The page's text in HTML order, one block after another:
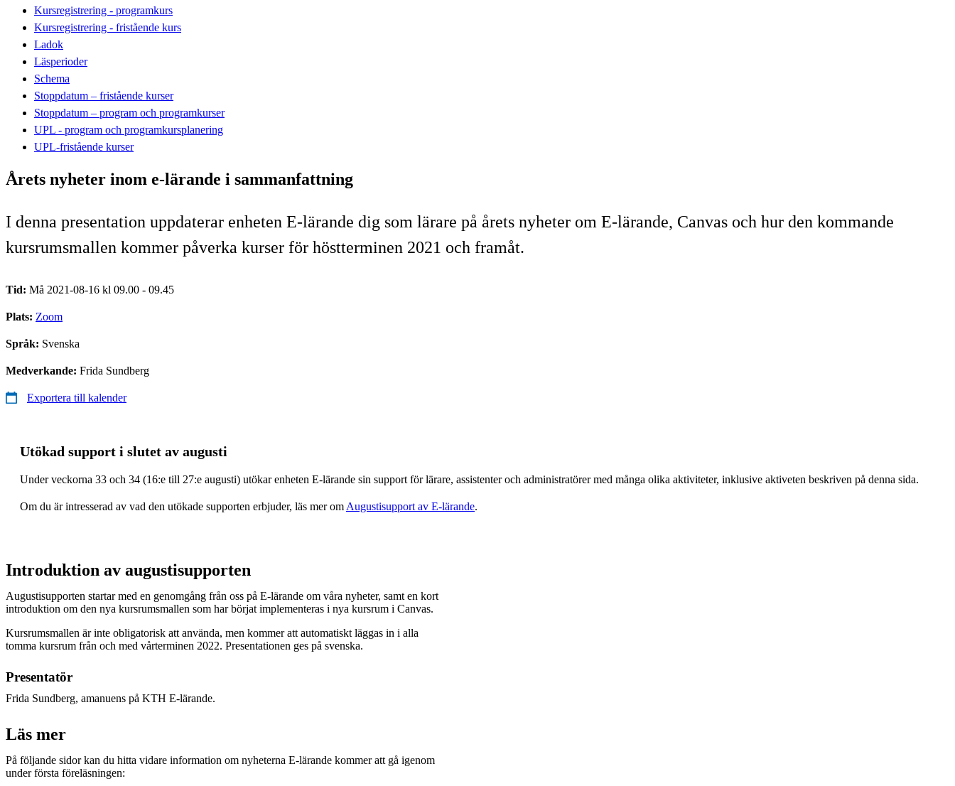
Kursregistrering - programkurs
Kursregistrering - fristående kurs
Ladok
Läsperioder
Schema
Stoppdatum – fristående kurser
Stoppdatum – program och programkurser
UPL - program och programkursplanering
UPL-fristående kurser
Årets nyheter inom e-lärande i sammanfattning
I denna presentation uppdaterar enheten E-lärande dig som lärare på årets nyheter om E-lärande, Canvas och hur den kommande
kursrumsmallen kommer påverka kurser för höstterminen 2021 och framåt.
Tid: Må 2021-08-16 kl 09.00 - 09.45
Plats: Zoom
Språk: Svenska
Medverkande: Frida Sundberg
Exportera till kalender
Utökad support i slutet av augusti
Under veckorna 33 och 34 (16:e till 27:e augusti) utökar enheten E-lärande sin support för lärare, assistenter och administratörer med många olika aktiviteter, inklusive aktiveten beskriven på denna sida.
Om du är intresserad av vad den utökade supporten erbjuder, läs mer om Augustisupport av E-lärande.
Introduktion av augustisupporten
Augustisupporten startar med en genomgång från oss på E-lärande om våra nyheter, samt en kort
introduktion om den nya kursrumsmallen som har börjat implementeras i nya kursrum i Canvas.
Kursrumsmallen är inte obligatorisk att använda, men kommer att automatiskt läggas in i alla
tomma kursrum från och med vårterminen 2022. Presentationen ges på svenska.
Presentatör
Frida Sundberg, amanuens på KTH E-lärande.
Läs mer
På följande sidor kan du hitta vidare information om nyheterna E-lärande kommer att gå igenom
under första föreläsningen: